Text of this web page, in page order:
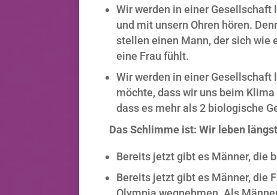
Wir werden in einer Gesellschaft
und mit unsern Ohren hören.
stellen einen Mann, der sich wie
eine Frau fühlt.
Wir werden in einer
möchte, dass wir uns beim
dass es mehr als 2 biologische
Das Schlimme ist: Wir leben
Bereits jetzt gibt es Männer, die
Bereits jetzt gibt es Männer, die